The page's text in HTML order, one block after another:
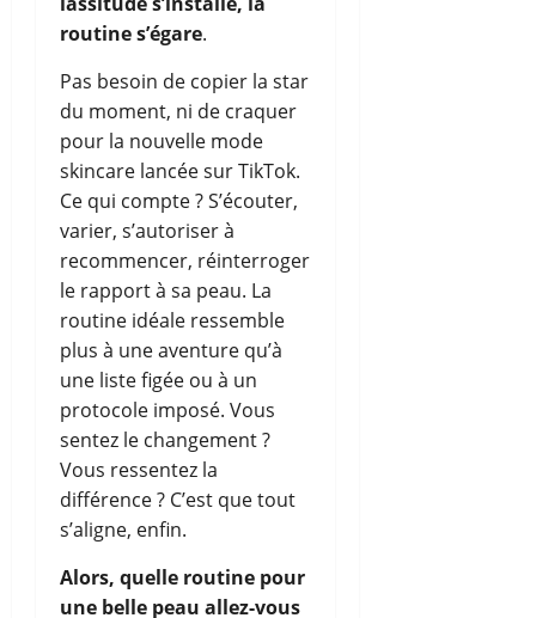
routine s’égare.
Pas besoin de copier la star
du moment, ni de craquer
pour la nouvelle mode
skincare lancée sur TikTok.
Ce qui compte ? S’écouter,
varier, s’autoriser à
recommencer, réinterroger
le rapport à sa peau. La
routine idéale ressemble
plus à une aventure qu’à
une liste figée ou à un
protocole imposé. Vous
sentez le changement ?
Vous ressentez la
différence ? C’est que tout
s’aligne, enfin.
Alors, quelle routine pour
une belle peau allez-vous